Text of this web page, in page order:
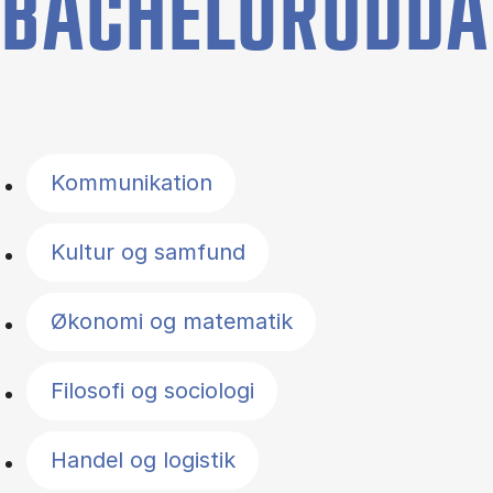
Kommunikation
Kultur og samfund
Økonomi og matematik
Filosofi og sociologi
Handel og logistik